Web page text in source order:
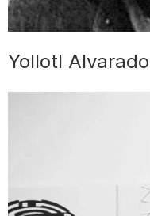
Yollotl Alvarado